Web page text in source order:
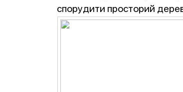
спорудити просторий